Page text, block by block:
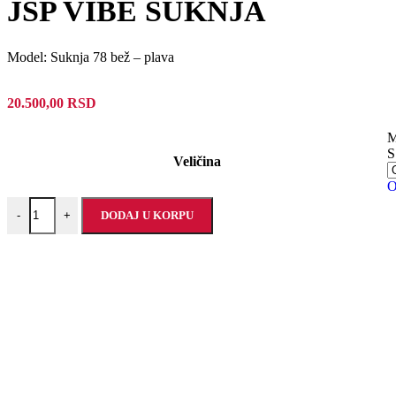
JSP VIBE SUKNJA
Model: Suknja 78 bež – plava
20.500,00 RSD
Veličina
S
- + DODAJ U KORPU